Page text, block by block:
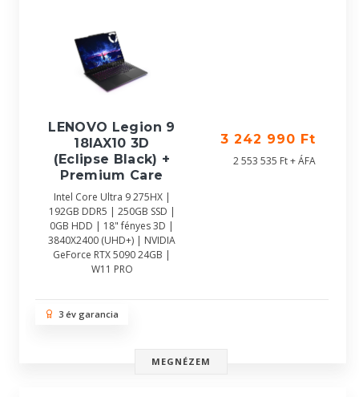
LENOVO Legion 9
18IAX10 3D
(Eclipse Black) +
Premium Care
Intel Core Ultra 9 275HX |
192GB DDR5 | 250GB SSD |
0GB HDD | 18" fényes 3D |
3840X2400 (UHD+) | NVIDIA
GeForce RTX 5090 24GB |
W11 PRO
3 242 990 Ft
2 553 535 Ft + ÁFA
3 év garancia
MEGNÉZEM